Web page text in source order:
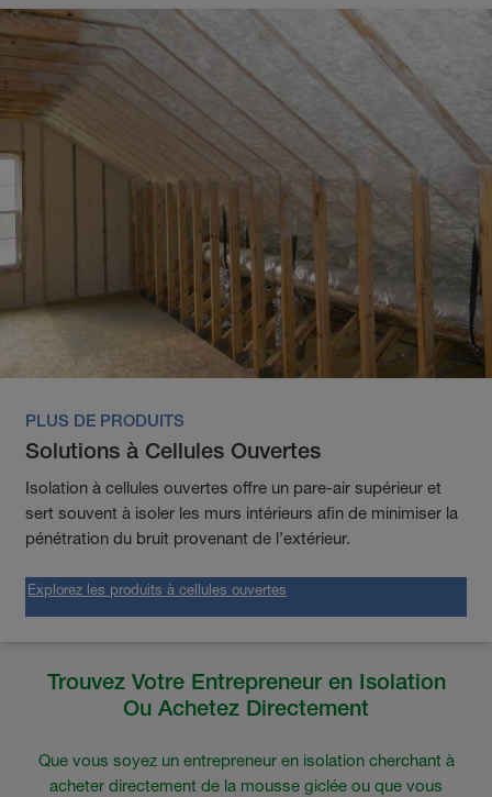
PLUS DE PRODUITS
Solutions à Cellules Ouvertes
Isolation à cellules ouvertes offre un pare-air supérieur et
sert souvent à isoler les murs intérieurs afin de minimiser la
pénétration du bruit provenant de l’extérieur.
Explorez les produits à cellules ouvertes
Trouvez Votre Entrepreneur en Isolation
Ou Achetez Directement
Que vous soyez un entrepreneur en isolation cherchant à
acheter directement de la mousse giclée ou que vous